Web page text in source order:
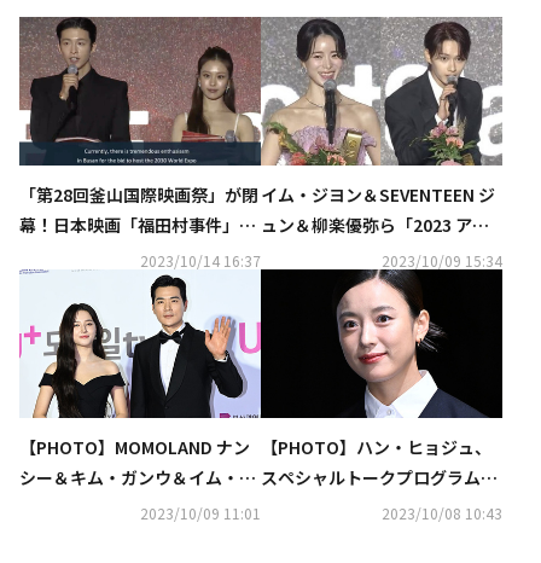
「第28回釜山国際映画祭」が閉
幕！日本映画「福田村事件」は
ニューカレンツ賞を受賞（総
2023/10/14 16:37
イム・ジヨン＆SEVENTEEN ジ
ュン＆柳楽優弥ら「2023 アジ
アコンテンツアワード」で続々
受賞！「ムービング」は6冠に
2023/10/09 15:34
【PHOTO】MOMOLAND ナン
シー＆キム・ガンウ＆イム・ジ
ヨンら「2023 アジアコンテン
2023/10/09 11:01
【PHOTO】ハン・ヒョジュ、
スペシャルトークプログラム
「アクターズハウス」のイベン
2023/10/08 10:43